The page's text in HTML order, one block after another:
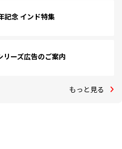
記念 インド特集
リーズ広告のご案内
もっと見る